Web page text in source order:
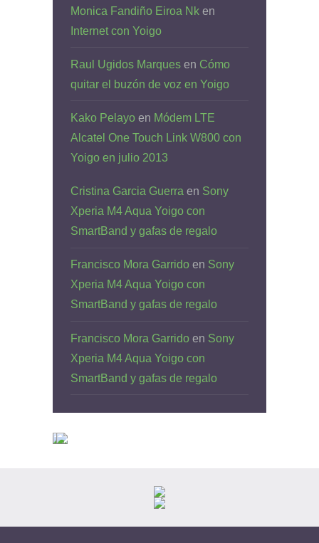
Monica Fandiño Eiroa Nk en
Internet con Yoigo
Raul Ugidos Marques en Cómo
quitar el buzón de voz en Yoigo
Kako Pelayo en Módem LTE
Alcatel One Touch Link W800 con
Yoigo en julio 2013
Cristina Garcia Guerra en Sony
Xperia M4 Aqua Yoigo con
SmartBand y gafas de regalo
Francisco Mora Garrido en Sony
Xperia M4 Aqua Yoigo con
SmartBand y gafas de regalo
Francisco Mora Garrido en Sony
Xperia M4 Aqua Yoigo con
SmartBand y gafas de regalo